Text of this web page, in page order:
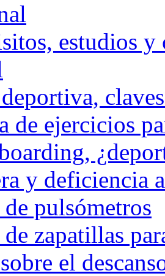
estudios y
de ejercicios
y deficiencia
pulsómetros
zapatillas
el